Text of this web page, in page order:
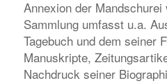
Annexion der
Sammlung umfasst u.a.
Tagebuch und dem seiner
Manuskripte,
Nachdruck seiner